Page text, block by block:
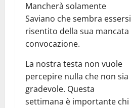
Mancherà solamente
Saviano che sembra essersi
risentito della sua mancata
convocazione.
La nostra testa non vuole
percepire nulla che non sia
gradevole. Questa
settimana è importante chi